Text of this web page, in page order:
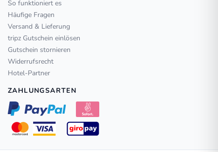
So funktioniert es
Häufige Fragen
Versand & Lieferung
tripz Gutschein einlösen
Gutschein stornieren
Widerrufsrecht
Hotel-Partner
ZAHLUNGSARTEN